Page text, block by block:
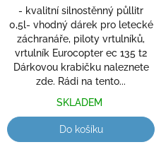
motoristu s vaším jménem
- kvalitní silnostěnný půllitr
0,5l- vhodný dárek pro letecké
záchranáře, piloty vrtulníků,
vrtulník Eurocopter ec 135 t2
Dárkovou krabičku naleznete
zde. Rádi na tento...
SKLADEM
Do košíku